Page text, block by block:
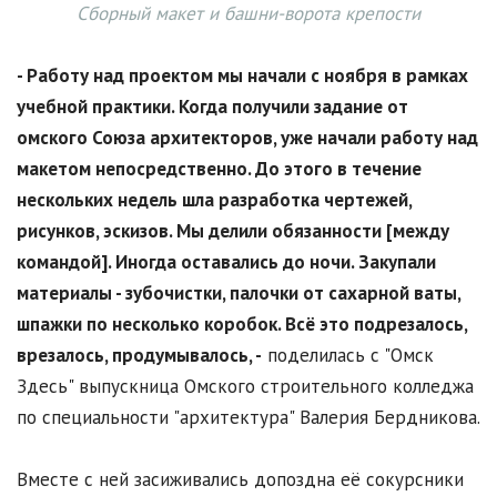
Сборный макет и башни-ворота крепости
- Работу над проектом мы начали с ноября в рамках
учебной практики. Когда получили задание от
омского Союза архитекторов, уже начали работу над
макетом непосредственно. До этого в течение
нескольких недель шла разработка чертежей,
рисунков, эскизов. Мы делили обязанности [между
командой]. Иногда оставались до ночи. Закупали
материалы - зубочистки, палочки от сахарной ваты,
шпажки по несколько коробок. Всё это подрезалось,
врезалось, продумывалось, - поделилась с "Омск
Здесь" выпускница Омского строительного колледжа
по специальности "архитектура" Валерия Бердникова.
Вместе с ней засиживались допоздна её сокурсники